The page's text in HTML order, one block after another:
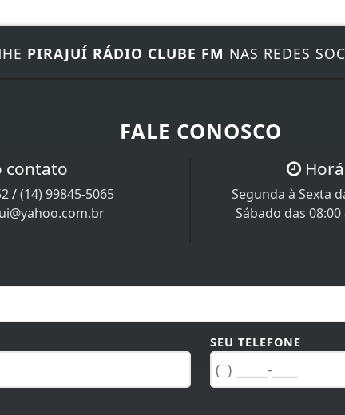
PIRAJUÍ RÁDIO CLUBE FM NAS REDES
FALE CONOSCO
contato
/(14) 99845-5065
Segunda à Sexta
Sábado das
SEU TELEFONE